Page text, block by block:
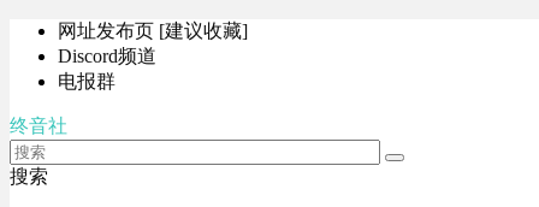
网址发布页 [建议收藏]
Discord频道
电报群
终音社
搜索